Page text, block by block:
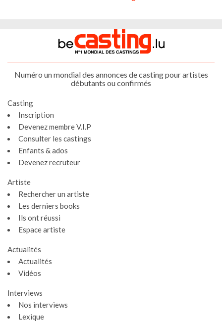
Numéro un mondial des annonces de casting pour artistes
débutants ou confirmés
Casting
Inscription
Devenez membre V.I.P
Consulter les castings
Enfants & ados
Devenez recruteur
Artiste
Rechercher un artiste
Les derniers books
Ils ont réussi
Espace artiste
Actualités
Actualités
Vidéos
Interviews
Nos interviews
Lexique